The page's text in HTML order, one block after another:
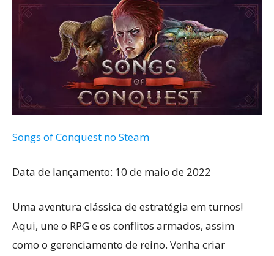
Songs of Conquest no Steam
Data de lançamento: 10 de maio de 2022
Uma aventura clássica de estratégia em turnos!
Aqui, une o RPG e os conflitos armados, assim
como o gerenciamento de reino. Venha criar